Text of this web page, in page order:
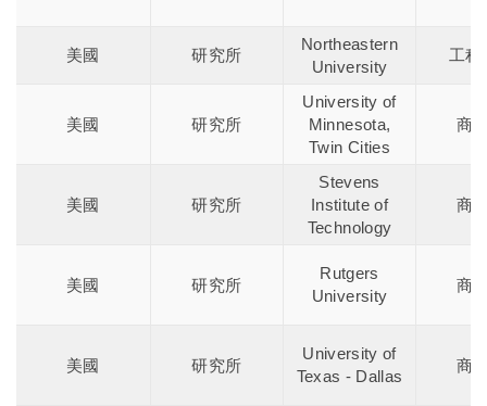
美國 研究所
Northeastern
University
工程
美國 研究所
University of
Minnesota,
Twin Cities
商
美國 研究所
Stevens
Institute of
Technology
商
美國 研究所
Rutgers
University
商
美國 研究所
University of
Texas - Dallas
商